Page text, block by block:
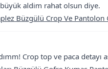
aldim rahat olsun diye.
Büzgülü Crop Ve Pantolon
Crop top ve paca